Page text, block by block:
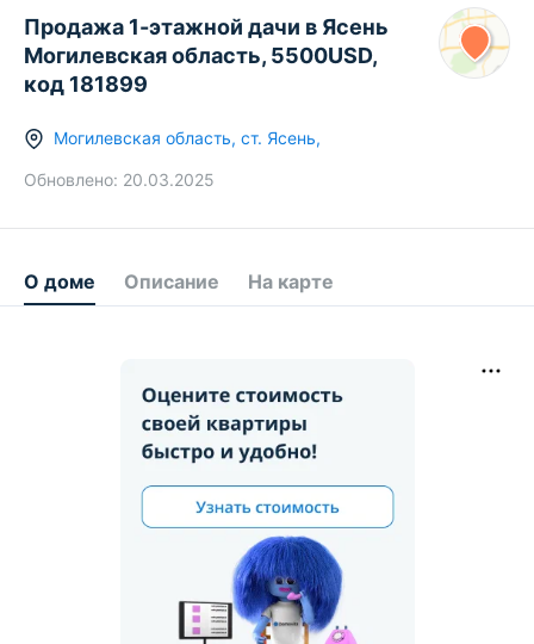
Продажа 1-этажной дачи в Ясень
Могилевская область, 5500USD,
код 181899
Могилевская область, ст. Ясень,
Обновлено: 20.03.2025
О доме Описание На карте